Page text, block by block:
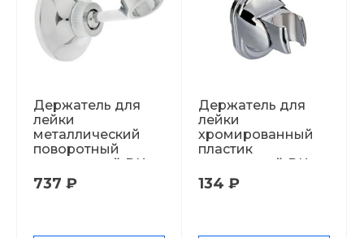
Держатель для
лейки
металлический
поворотный
удлиненный DK-
409 32106
737 ₽
Держатель для
лейки
хромированный
пластик
поворотный DK-
407 48060
134 ₽